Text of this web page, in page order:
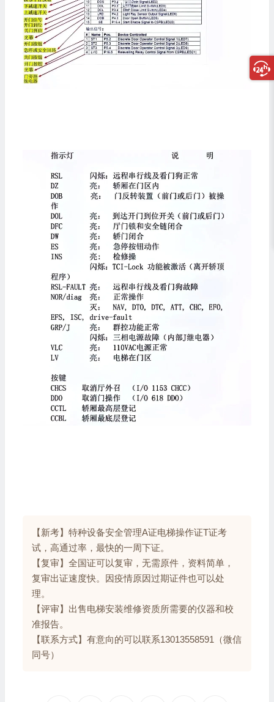
【新考】特种设备安全管理A证电梯操作证T证考
试，高通过率，最快的一周下证。
【复审】全国证可以复审，无需原件，资料简单，
复审出证速度快。因疫情原因过期证件也可以处
理。
【评审】出售电梯安装维修资质所需要的仪器和校
准报告。
【联系方式】有意向的可以联系13013558591（微信
同号）